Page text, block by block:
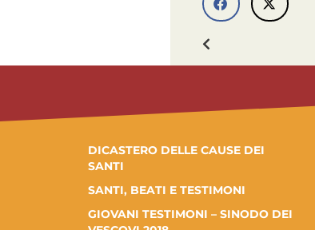
DICASTERO DELLE CAUSE DEI
SANTI
SANTI, BEATI E TESTIMONI
GIOVANI TESTIMONI – SINODO DEI